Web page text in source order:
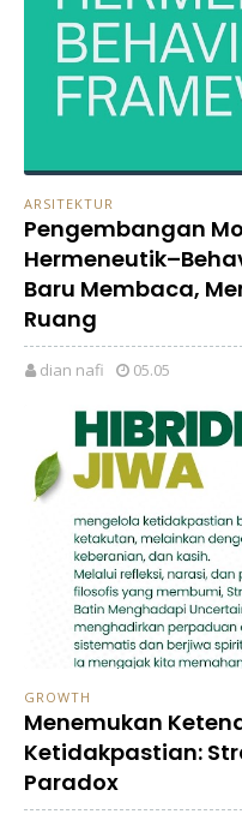
ARSITEKTUR
Pengembangan
Baru Membaca,
Ruang
dian nafi 05.05
GROWTH
Menemukan
Ketidakpastian:
Paradox